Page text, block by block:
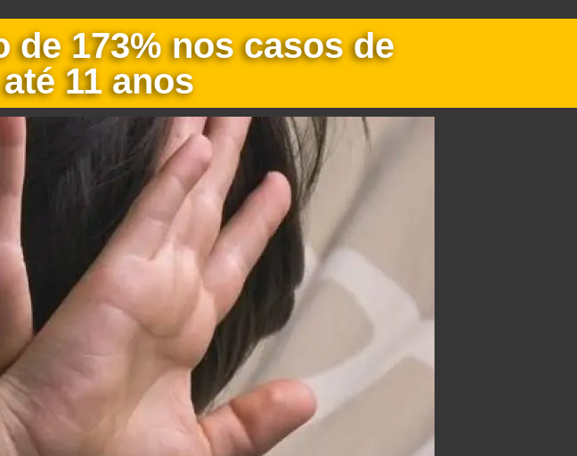
173% nos casos de
11 anos